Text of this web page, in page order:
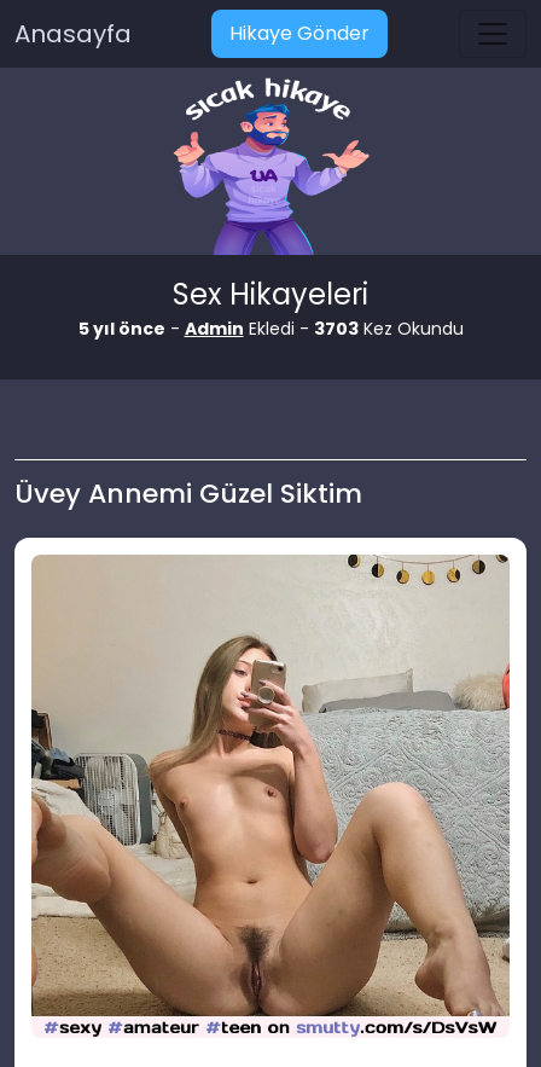
Anasayfa Hikaye Gönder
Sex Hikayeleri
5 yıl önce - Admin Ekledi - 3703Kez Okundu
Üvey Annemi Güzel Siktim